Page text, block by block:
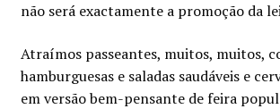
não será exactamente a promoção da
Atraímos passeantes, muitos, muitos,
hamburguesas e saladas saudáveis e
em versão bem-pensante de feira